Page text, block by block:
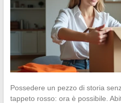
Possedere un pezzo di storia
tappeto rosso: ora è possibile.